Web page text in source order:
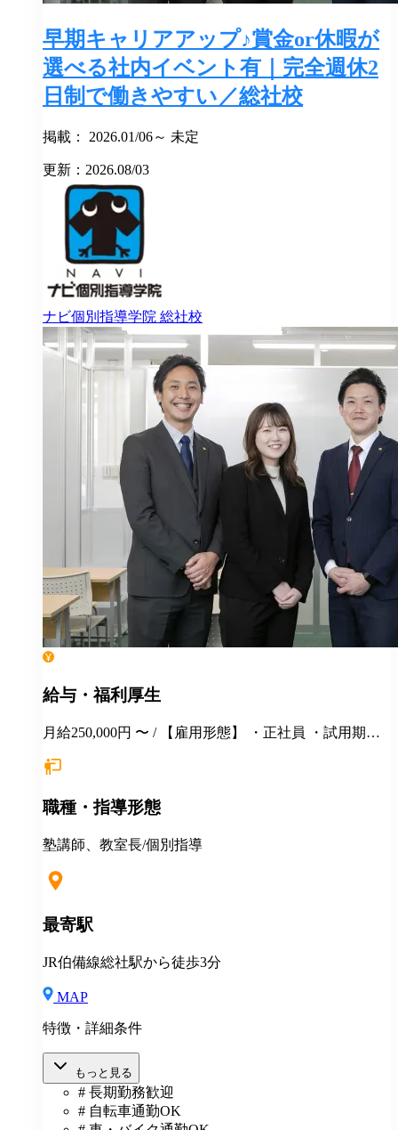
早期キャリアアップ♪賞金or休暇が
選べる社内イベント有｜完全週休2
日制で働きやすい／総社校
掲載： 2026.01/06～ 未定
更新：2026.08/03
ナビ個別指導学院 総社校
給与・福利厚生
月給250,000円 〜 / 【雇用形態】 ・正社員 ・試用期間6
経験・年齢等を考慮し、決定いたします。面接時にぜ
400万円（賞与、各種手当込み） ※上記は固定残業代
は、給与規定に基づき計算。 ※固定残業代は残業がな
室長の給与平均：月給33.1万円（2025年実績） ◆賞与
災・健康・厚生年金） ◆社宅制度 （規定あり） ◆交
通費全額支給（規定あり） ◆社内表彰制度 ◆退職金制
度 ◆再雇用制度 ◆産前産後休暇 ◆育児・介護休業制
◆保養施設利用可 など
職種・指導形態
塾講師、教室長/個別指導
最寄駅
JR伯備線総社駅から徒歩3分
MAP
特徴・詳細条件
もっと見る
# 長期勤務歓迎
# 自転車通勤OK